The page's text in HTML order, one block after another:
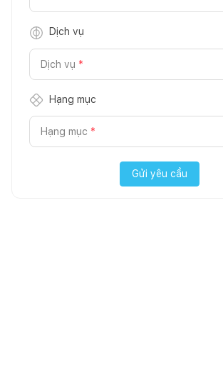
Dịch vụ
Dịch vụ *
Hạng mục
Hạng mục *
Gửi yêu cầu